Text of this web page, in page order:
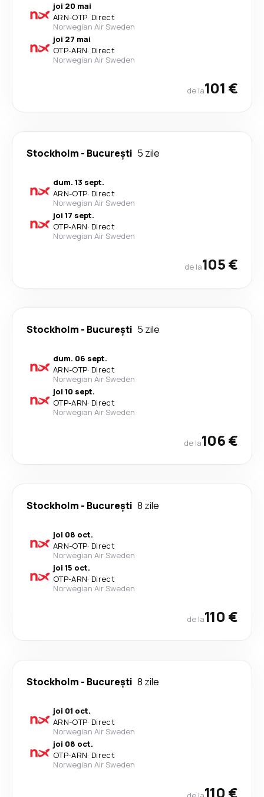
joi 20 mai
ARN-OTP· Direct
Norwegian Air Sweden
joi 27 mai
OTP-ARN· Direct
Norwegian Air Sweden
de la101 €
Stockholm - București 5 zile
dum. 13 sept.
ARN-OTP· Direct
Norwegian Air Sweden
joi 17 sept.
OTP-ARN· Direct
Norwegian Air Sweden
de la105 €
Stockholm - București 5 zile
dum. 06 sept.
ARN-OTP· Direct
Norwegian Air Sweden
joi 10 sept.
OTP-ARN· Direct
Norwegian Air Sweden
de la106 €
Stockholm - București 8 zile
joi 08 oct.
ARN-OTP· Direct
Norwegian Air Sweden
joi 15 oct.
OTP-ARN· Direct
Norwegian Air Sweden
de la110 €
Stockholm - București 8 zile
joi 01 oct.
ARN-OTP· Direct
Norwegian Air Sweden
joi 08 oct.
OTP-ARN· Direct
Norwegian Air Sweden
110 €